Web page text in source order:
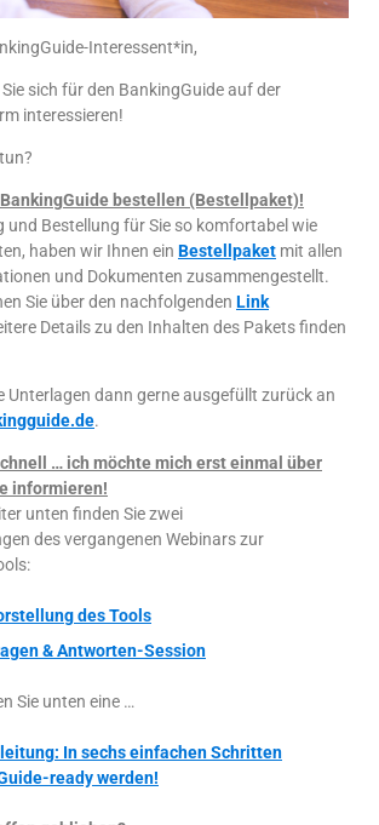
Interessent*in,
sich für den BankingGuide auf der
interessieren!
bestellen (Bestellpaket)!
und Bestellung für Sie so komfortabel wie
haben wir Ihnen ein Bestellpaket mit allen
und Dokumenten zusammengestellt.
Sie über den nachfolgenden Link
Details zu den Inhalten des Pakets finden
Unterlagen dann gerne ausgefüllt zurück an
.
… ich möchte mich erst einmal über
informieren!
unten finden Sie zwei
des vergangenen Webinars zur
des Tools
& Antworten-Session
Sie unten eine …
In sechs einfachen Schritten
ready werden!